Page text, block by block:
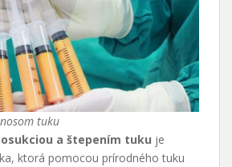
tuku
a štepením tuku je
ktorá pomocou prírodného tuku